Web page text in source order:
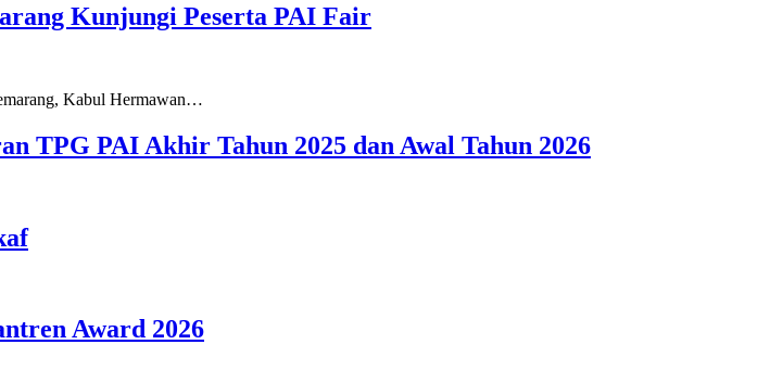
Kunjungi Peserta PAI Fair
Kabul Hermawan…
TPG PAI Akhir Tahun 2025 dan Awal Tahun 2026
Award 2026